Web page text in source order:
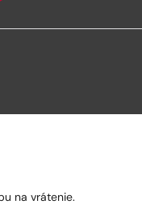
na vrátenie.